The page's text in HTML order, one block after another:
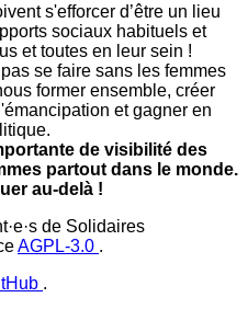
s'efforcer d’être un lieu
sociaux habituels et
et toutes en leur sein !
se faire sans les femmes
former ensemble, créer
et gagner en
de visibilité des
partout dans le monde.
au-delà !
de Solidaires
AGPL-3.0 .
.